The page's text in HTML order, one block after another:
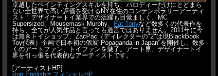
卓越したペインティングスキルを持ち、パロディーだけにとどまら
ない全世界で高い評価を受けるNY在住のコンテンポラリーアーティ
スト！デザイナートイ業界での活躍も目覚ましく、MC
Supersized、Mousemask Murphy、
Fat Tonyなど数多くの代表作を
持ち、全てが人気作品と言っても過言ではありません。2011年に今
は無きトイショップ、ZacPac（ディレクターの"2"は現BlackBook
Toy代表）企画で日本初の個展"Popaganda in Japan"を開催し、数多
くのアートファン、トイファンを魅了。アート界、デザイナートイ
界を引っ張る代表的なアーティストです。
[アーティストHP]
Ron EnglishオフィシャルHP